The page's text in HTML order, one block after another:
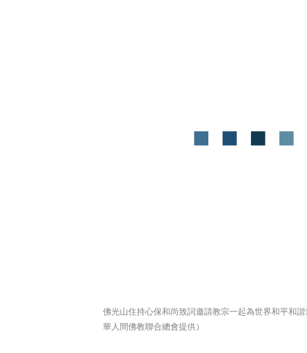
佛光山住持心保和尚致詞邀請教宗一起為世界和平和
華人間佛教聯合總會提供）